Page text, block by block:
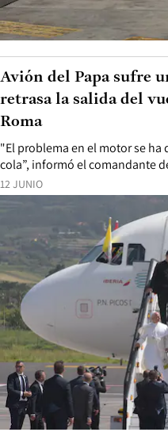
12 JUNIO
"El problema en el motor se
cola”, informó el comandante
Avión del Papa sufre
retrasa la salida del
Roma